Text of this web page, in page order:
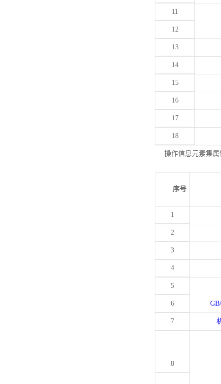
11
12
13
14
15
16
17
18
操作信息元素集
序号
1
2
3
4
5
6
7
8